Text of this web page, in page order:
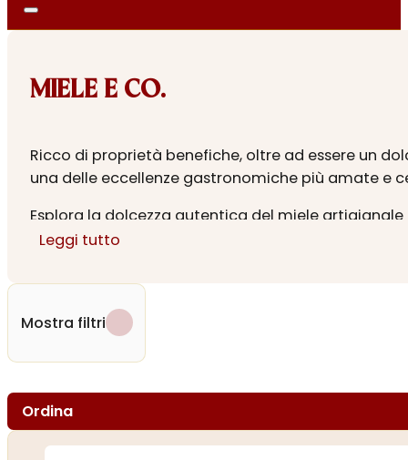
MIELE E CO.
Ricco di proprietà benefiche, oltre ad essere un
una delle eccellenze gastronomiche più amate e
Esplora la dolcezza autentica del miele
italiano, dalle Alpi alla Sicilia, catturando
Leggi tutto
Mostra filtri
Ordina